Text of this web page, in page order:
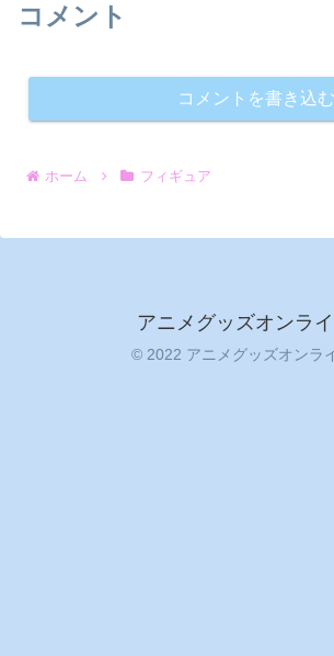
コメント
コメントを書き込む
ホーム フィギュア
アニメグッズオンラ
© 2022 アニメグッズオンラ